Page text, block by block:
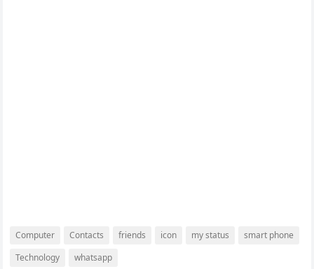
Computer Contacts friends icon my status
smart phone
Technology
whatsapp